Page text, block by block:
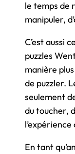
le temps de
manipuler,
C’est aussi
puzzles
manière
de puzzler.
seulement
du toucher,
En tant